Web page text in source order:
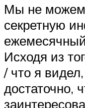
Мы не можем
секретную
Исходя из
/ что я
достаточно,